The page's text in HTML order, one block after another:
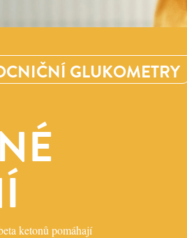
GLUKOMETRY
ketonů pomáhají